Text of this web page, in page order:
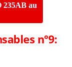
235AB au
n°9: